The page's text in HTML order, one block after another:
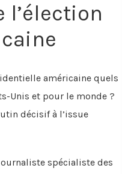
l’élection
américaine quels
Unis et pour le monde ?
décisif à l’issue
spécialiste des